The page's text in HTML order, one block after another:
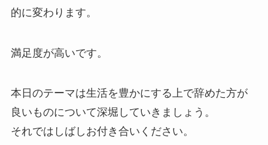
的に変わります。
満足度が高いです。
本日のテーマは生活を豊かにする上で辞めた方が
良いものについて深堀していきましょう。
それではしばしお付き合いください。